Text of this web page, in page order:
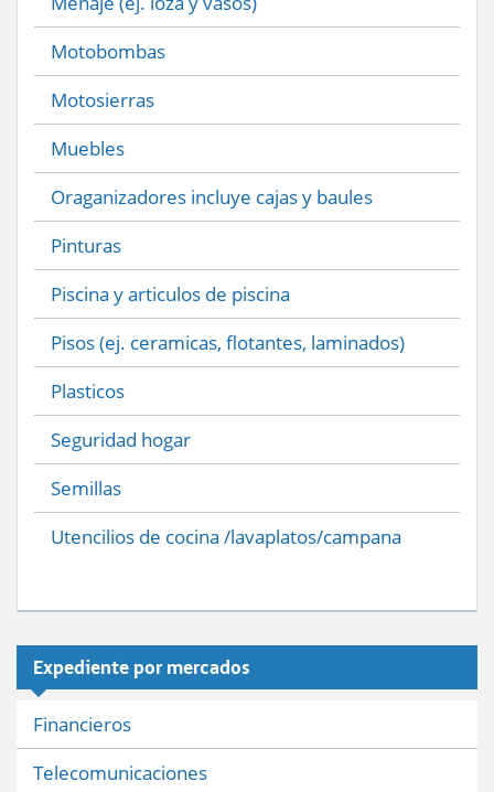
Motobombas
Motosierras
Muebles
Oraganizadores incluye cajas y baules
Pinturas
Piscina y articulos de piscina
Pisos (ej. ceramicas, flotantes, laminados)
Plasticos
Seguridad hogar
Semillas
Utencilios de cocina /lavaplatos/campana
Expediente por mercados
Financieros
Telecomunicaciones